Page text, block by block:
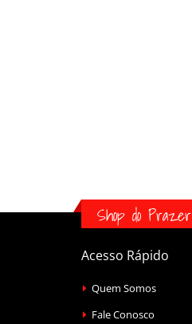
Shop do Prazer
Acesso Rápido
Quem Somos
Fale Conosco